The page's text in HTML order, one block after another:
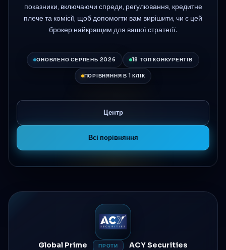
показники, включаючи спреди, регулювання, кредитне
плече та комісії, щоб допомогти вам вирішити, чи є цей
брокер найкращим для вашої стратегії.
ОНОВЛЕНО СЕРПЕНЬ 2026 18 ТОП КОНКУРЕНТІВ
ПОРІВНЯННЯ В 1 КЛІК
Центр
Всі порівняння
Global Prime ПРОТИ ACY Securities